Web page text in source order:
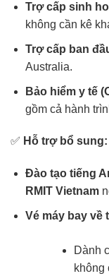
Trợ cấp sinh
không cần kê
Trợ cấp ban
Australia.
Bảo hiểm y tế
gồm cả hành
✅ Hỗ trợ bổ sung:
Đào tạo tiếng
RMIT Vietnam
Vé máy bay về
Dành
không